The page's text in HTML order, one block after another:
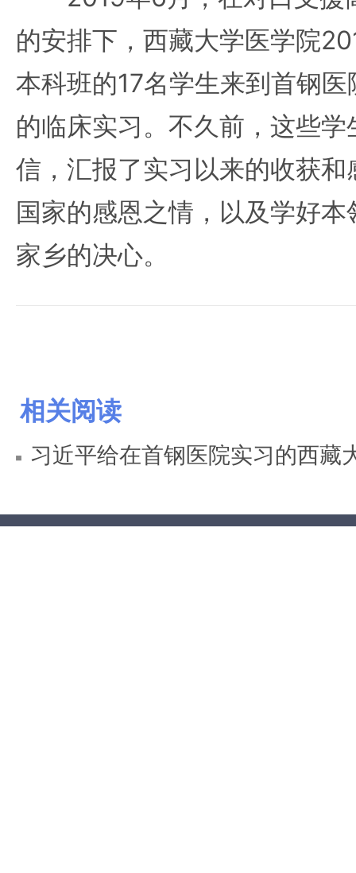
的安排下，西藏大学医学院
本科班的17名学生来到首钢
的临床实习。不久前，这些
信，汇报了实习以来的收获
国家的感恩之情，以及学好
家乡的决心。
相关阅读
习近平给在首钢医院实习的西藏